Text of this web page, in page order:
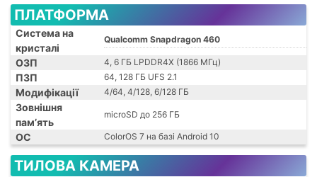
ПЛАТФОРМА
Система на
кристалі
Qualcomm Snapdragon 460
ОЗП 4, 6 ГБ LPDDR4X (1866 МГц)
ПЗП 64, 128 ГБ UFS 2.1
Модифікації 4/64, 4/128, 6/128 ГБ
Зовнішня
пам’ять
microSD до 256 ГБ
ОС ColorOS 7 на базі Android 10
ТИЛОВА КАМЕРА